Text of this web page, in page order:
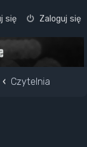
Zaloguj się
się
Czytelnia